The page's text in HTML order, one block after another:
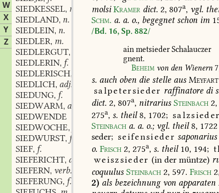
W
X
Y
Z
SIEDKESSEL, m.
SIEDLAND, n.
SIEDLEIN, n.
SIEDLER, m.
SIEDLERGUT,
SIEDLERIN, f.
SIEDLERISCH,
SIEDLICH, adj.
SIEDUNG, f.
SIEDWARM, adj.
SIEDWENDE
SIEDWOCHE,
SIEDWURST, f.
SIEF, f.
SIEFERICHT, adj.
SIEFERN, verb.
SIEFERUNG, f.
molsi Kramer dict. 2, 807a, vgl.
Schm. a. a. o., begegnetschon im
/Bd. 16, Sp. 882/
ain metsieder Schalauczer
gnent.
Beheim von den Wienern
s. auch oben die stelle aus Meyfart
salpetersieder raffinatoredi
dict. 2, 807a, nitrarius Steinbach 2,
275a, s. theil8, 1702;
Steinbach a. a. o.;vgl. theil 8, 1722
seder; seifensieder saponarius
o. Frisch 2, 275a, s. theil10, 194;
weiszsieder (indermüntze)
coquulus Steinbach 2, 597. Frisch
2) als bezeichnungvon apparaten